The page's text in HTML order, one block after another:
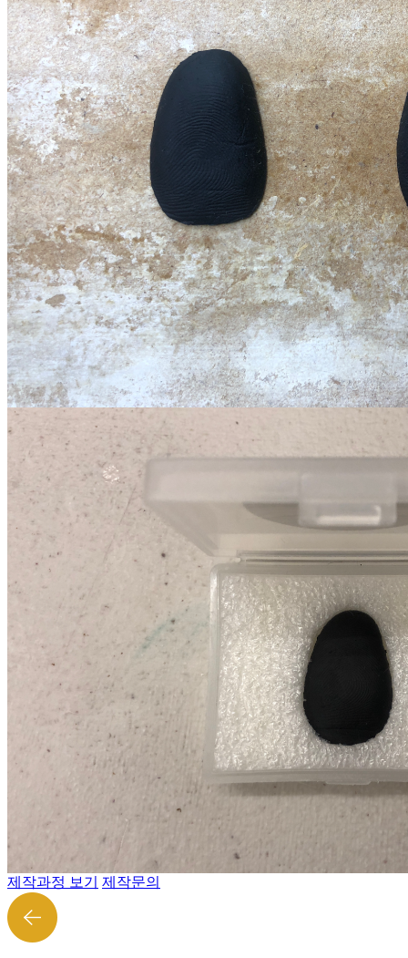
제작과정 보기 제작문의